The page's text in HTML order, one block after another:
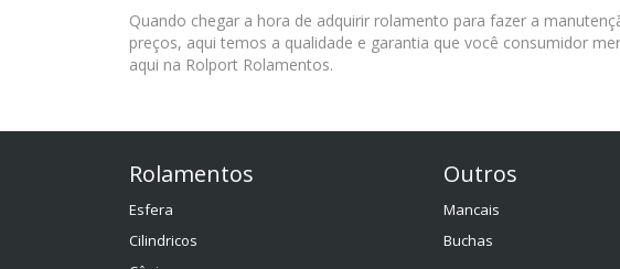
Quando chegar a hora de adquirir rolamento para fazer a
preços, aqui temos a qualidade e garantia que você consumidor
aqui na Rolport Rolamentos.
Rolamentos
Esfera
Cilindricos
Outros
Mancais
Buchas